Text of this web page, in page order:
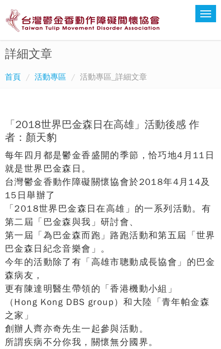
詳細文章
首頁 活動專區 活動專區_詳細文章
「2018世界巴金森日在高雄」活動後感 作
者：顏天豹
每年四月都是鬱金香盛開的季節，恰巧地4月11日
就是世界巴金森日。
台灣鬱金香動作障礙關懷協會於2018年4月14及
15日舉辦了
「2018世界巴金森日在高雄」的一系列活動。有
第二屆「巴金森與我」研討會、
第一屆「為巴金森而跑」路跑活動和第五屆「世界
巴金森日紀念音樂會」。
今年的活動除了有「高雄市聰動成長協會」的巴金
森病友，
更有陳達明醫生帶領的「香港機動小組」
（Hong Kong DBS group）和大陸「青年帕金森
之家」
創辦人齊亦奇先生一起參與活動。
所謂疾病不分你我，關懷無分國界。